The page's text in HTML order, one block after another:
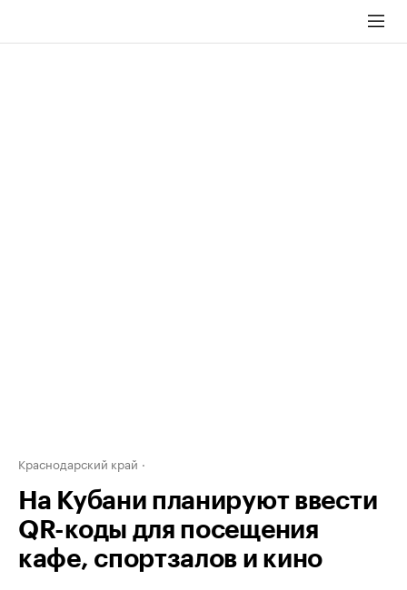
Краснодарский край
На Кубани планируют ввести
QR-коды для посещения
кафе, спортзалов и кино